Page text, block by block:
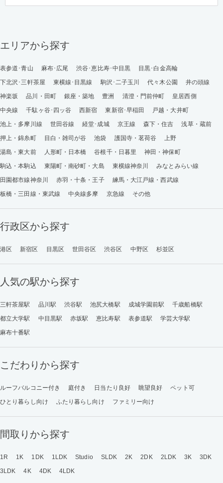
エリアから探す
表参道･青山 麻布･広尾 渋谷･恵比寿･中目黒
目黒･白金高輪
下北沢･三軒茶屋
東横線･目黒線 駒沢･二子玉川 代々木公園
井の頭線
神楽坂
品川・田町 銀座・築地 豊洲 清澄・門前仲町
皇居西側
中央線
千駄ヶ谷･四ッ谷 西新宿 東新宿･早稲田
戸越・大井町
池上・多摩川線
世田谷線 経堂･成城 京王線 森下・住吉
浅草・蔵前
押上・錦糸町
目白・雑司が谷 池袋 護国寺・茗荷谷
上野
湯島・東大前
人形町・日本橋 谷根千・日暮里
神田・神保町
駒込・本駒込
東陽町・南砂町・大島 東横線神奈川
みなとみらい線
田園都市線神奈川
赤羽・十条・王子
練馬・大江戸線・西武線
板橋・三田線・東武線
中央線多摩 京急線 その他
行政区から探す
港区 新宿区 目黒区 世田谷区 渋谷区 中野区 杉並区
人気の駅から探す
三軒茶屋駅 品川駅 渋谷駅 池尻大橋駅 成城学園前駅
千歳船橋駅
都立大学駅
中目黒駅 赤坂駅 恵比寿駅 表参道駅
学芸大学駅
麻布十番駅
こだわりから探す
ルーフバルコニー付き 庭付き 日当たり良好 眺望良好
ペット可
ひとり暮らし向け
ふたり暮らし向け ファミリー向け
間取りから探す
1R 1K 1DK 1LDK Studio SLDK 2K 2DK 2LDK 3K
3DK
3LDK
4K 4DK 4LDK